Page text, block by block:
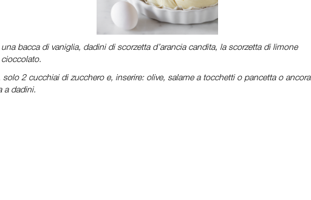
bacca di vaniglia, dadini di scorzetta d’arancia candita, la scorzetta di limone
solo 2 cucchiai di zucchero e, inserire: olive, salame a tocchetti o pancetta o ancora
a dadini.